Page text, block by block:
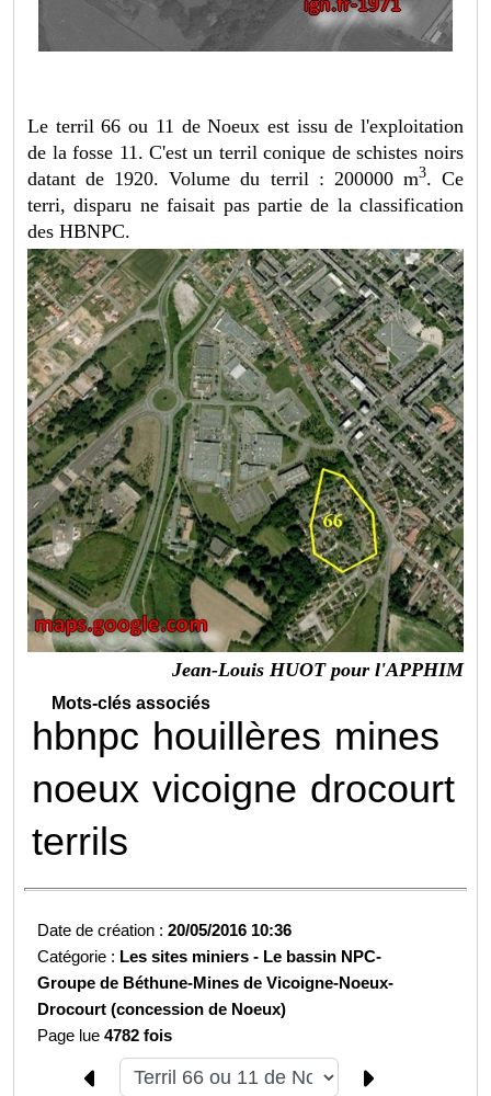
Le terril 66 ou 11 de Noeux est issu de l'exploitation
de la fosse 11. C'est un terril conique de schistes noirs
datant de 1920. Volume du terril : 200000 m3. Ce
terri, disparu ne faisait pas partie de la classification
des HBNPC.
Jean-Louis HUOT pour l'APPHIM
Mots-clés associés
hbnpc houillères mines
noeux vicoigne drocourt
terrils
Date de création :20/05/2016 10:36
Catégorie : Les sites miniers - Le bassin NPC-
Groupe de Béthune-Mines de Vicoigne-Noeux-
Drocourt (concession de Noeux)
Page lue4782 fois